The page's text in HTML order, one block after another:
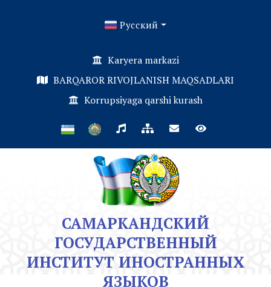
Русский
Karyera markazi
BARQAROR RIVOJLANISH MAQSADLARI
Korrupsiyaga qarshi kurash
САМАРКАНДСКИЙ
ГОСУДАРСТВЕННЫЙ
ИНСТИТУТ ИНОСТРАННЫХ
ЯЗЫКОВ